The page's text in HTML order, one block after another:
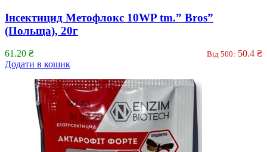
Інсектицид Метофлокс 10WP tm.” Bros”
(Польща), 20г
61.20 ₴ Від 500: 50.4 ₴
Додати в кошик